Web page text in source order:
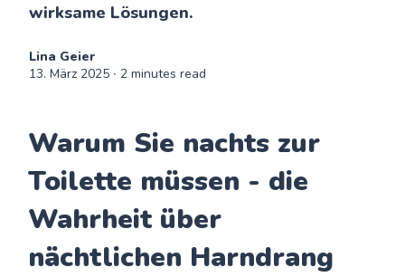
wirksame Lösungen.
Lina Geier
13. März 2025 ∙ 2 minutes read
Warum Sie nachts zur
Toilette müssen - die
Wahrheit über
nächtlichen Harndrang